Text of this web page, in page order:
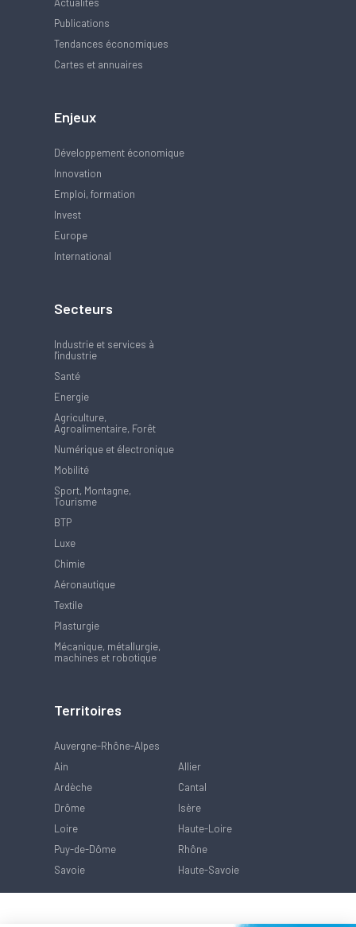
Publications
Tendances économiques
Cartes et annuaires
Enjeux
Développement économique
Innovation
Emploi, formation
Invest
Europe
International
Secteurs
Industrie et services à
l'industrie
Santé
Energie
Agriculture,
Agroalimentaire, Forêt
Numérique et électronique
Mobilité
Sport, Montagne,
Tourisme
BTP
Luxe
Chimie
Aéronautique
Textile
Plasturgie
Mécanique, métallurgie,
machines et robotique
Territoires
Auvergne-Rhône-Alpes
Ain
Allier
Ardèche
Cantal
Drôme
Isère
Loire
Haute-Loire
Puy-de-Dôme
Rhône
Savoie
Haute-Savoie